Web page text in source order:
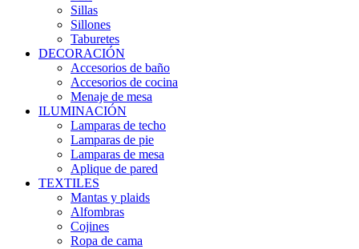
Sillas
Sillones
Taburetes
DECORACIÓN
Accesorios de baño
Accesorios de cocina
Menaje de mesa
ILUMINACIÓN
Lamparas de techo
Lamparas de pie
Lamparas de mesa
Aplique de pared
TEXTILES
Mantas y plaids
Alfombras
Cojines
Ropa de cama